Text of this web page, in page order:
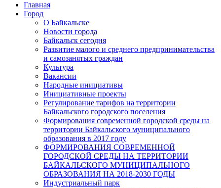
Главная
Город
О Байкальске
Новости города
Байкальск сегодня
Развитие малого и среднего предпринимательства
и самозанятых граждан
Культура
Вакансии
Народные инициативы
Инициативные проекты
Регулирование тарифов на территории
Байкальского городского поселения
Формирования современной городской среды на
территории Байкальского муниципального
образования в 2017 году
ФОРМИРОВАНИЯ СОВРЕМЕННОЙ
ГОРОДСКОЙ СРЕДЫ НА ТЕРРИТОРИИ
БАЙКАЛЬСКОГО МУНИЦИПАЛЬНОГО
ОБРАЗОВАНИЯ НА 2018-2030 ГОДЫ
Индустриальный парк